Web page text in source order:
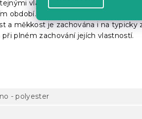
vlastnostmi
období.
a měkkost je zachována i na
plném zachování jejích vlastností.
- polyester